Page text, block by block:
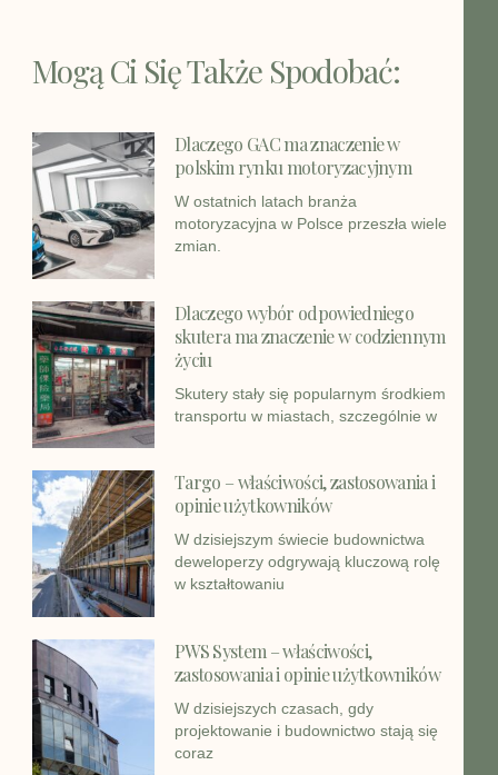
Mogą Ci Się Także Spodobać:
Dlaczego GAC ma znaczenie w
polskim rynku motoryzacyjnym
W ostatnich latach branża
motoryzacyjna w Polsce przeszła wiele
zmian.
Dlaczego wybór odpowiedniego
skutera ma znaczenie w codziennym
życiu
Skutery stały się popularnym środkiem
transportu w miastach, szczególnie w
Targo – właściwości, zastosowania i
opinie użytkowników
W dzisiejszym świecie budownictwa
deweloperzy odgrywają kluczową rolę
w kształtowaniu
PWS System – właściwości,
zastosowania i opinie użytkowników
W dzisiejszych czasach, gdy
projektowanie i budownictwo stają się
coraz